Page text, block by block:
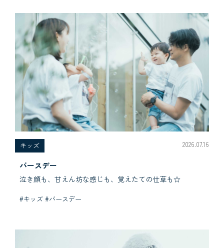
キッズ 2026.07.16
バースデー
泣き顔も、甘えん坊な感じも、覚えたての仕草も☆
#キッズ #バースデー